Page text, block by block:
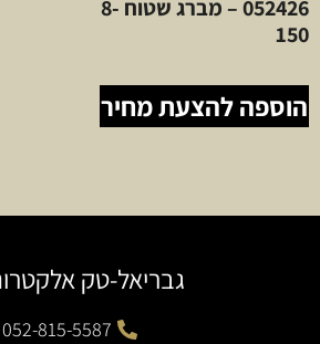
052426 – מברג שטוח 8-
150
הוספה להצעת מחיר
גבריאל-טק
052-815-5587